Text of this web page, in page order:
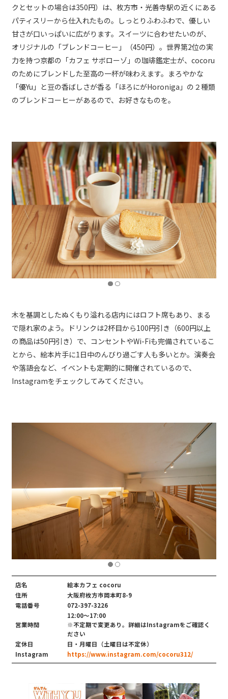
クとセットの場合は350円）は、枚方市・光善寺駅の近くにある
パティスリーから仕入れたもの。しっとりふわふわで、優しい
甘さが口いっぱいに広がります。スイーツに合わせたいのが、
オリジナルの「ブレンドコーヒー」（450円）。世界第2位の実
力を持つ京都の「カフェ サボローゾ」の珈琲鑑定士が、cocoru
のためにブレンドした至高の一杯が味わえます。まろやかな
「優Yu」と豆の香ばしさが香る「ほろにがHoroniga」の２種類
のブレンドコーヒーがあるので、お好きなものを。
木を基調としたぬくもり溢れる店内にはロフト席もあり、まる
で隠れ家のよう。ドリンクは2杯目から100円引き（600円以上
の商品は50円引き）で、コンセントやWi-Fiも完備されているこ
とから、絵本片手に1日中のんびり過ごす人も多いとか。演奏会
や落語会など、イベントも定期的に開催されているので、
Instagramをチェックしてみてください。
店名
絵本カフェ cocoru
住所
大阪府枚方市岡本町8-9
電話番号
072-397-3226
営業時間
12:00～17:00
※不定期で変更あり。詳細はInstagramをご確認く
ださい
定休日
日・月曜日（土曜日は不定休）
Instagram
https://www.instagram.com/cocoru312/